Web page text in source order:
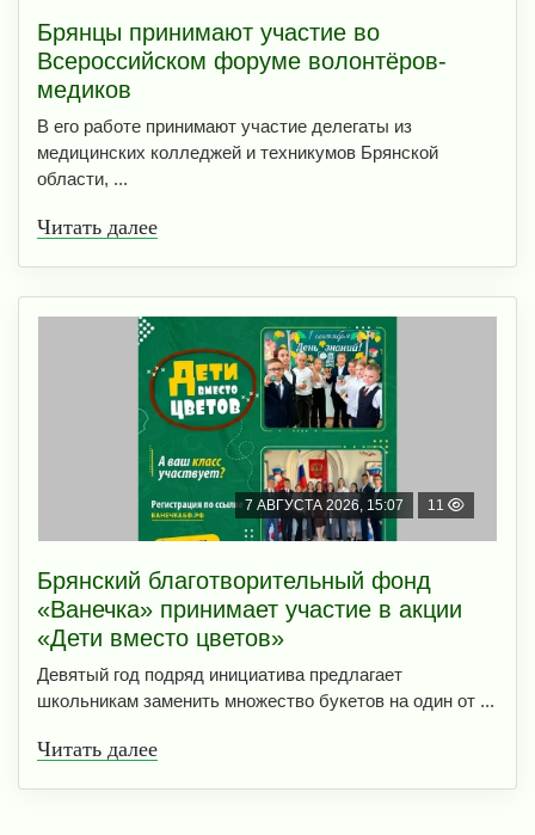
Брянцы принимают участие во
Всероссийском форуме волонтёров-
медиков
В его работе принимают участие делегаты из
медицинских колледжей и техникумов Брянской
области, ...
Читать далее
7 АВГУСТА 2026, 15:07 11
Брянский благотворительный фонд
«Ванечка» принимает участие в акции
«Дети вместо цветов»
Девятый год подряд инициатива предлагает
школьникам заменить множество букетов на один от ...
Читать далее